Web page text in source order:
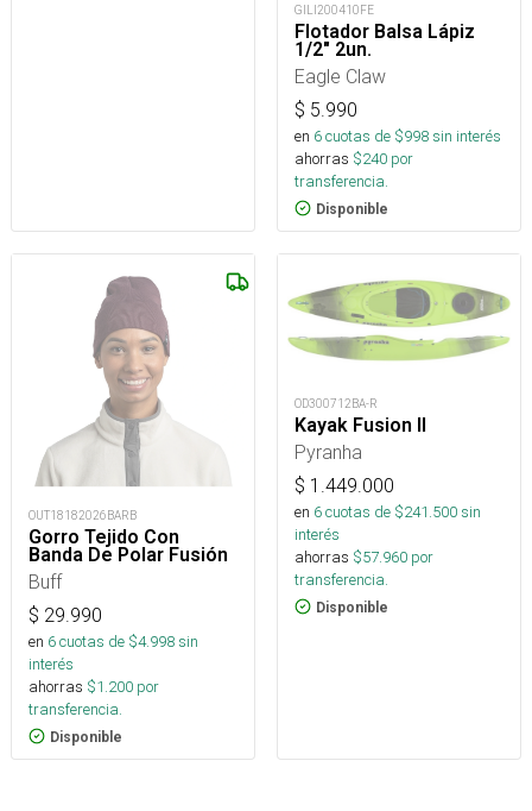
GILI200410FE
Flotador Balsa Lápiz
1/2" 2un.
Eagle Claw
$ 5.990
en 6cuotas de $998sin interés
ahorras $240 por
transferencia.
Disponible
OUT18182026BARB
Gorro Tejido Con
Banda De Polar Fusión
Buff
$ 29.990
en 6cuotas de $4.998sin
interés
ahorras $1.200 por
transferencia.
Disponible
OD300712BA-R
Kayak Fusion II
Pyranha
$ 1.449.000
en 6cuotas de $241.500sin
interés
ahorras $57.960 por
transferencia.
Disponible